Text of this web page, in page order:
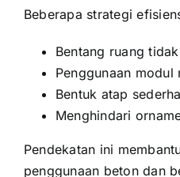
Beberapa strategi
Bentang ruang
Penggunaan
Bentuk atap
Menghindari
Pendekatan ini
penggunaan beton dan